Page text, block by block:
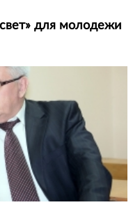
для молодежи